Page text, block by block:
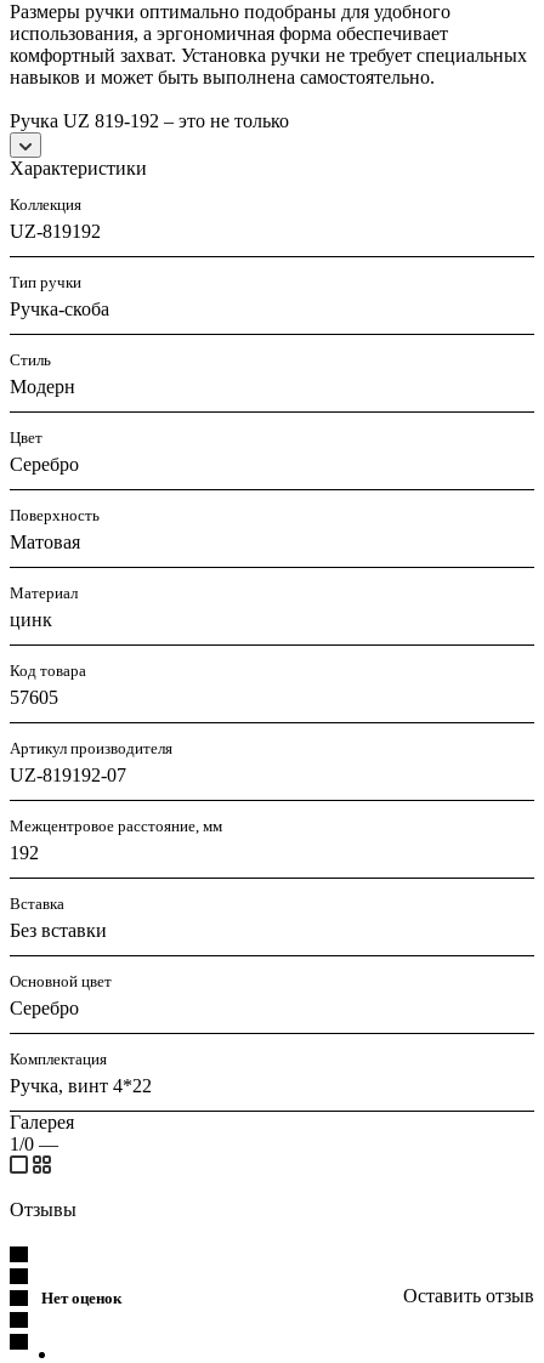
Размеры ручки оптимально подобраны для удобного
использования, а эргономичная форма обеспечивает
комфортный захват. Установка ручки не требует специальных
навыков и может быть выполнена самостоятельно.
Ручка UZ 819-192 – это не только
Характеристики
Коллекция
UZ-819192
Тип ручки
Ручка-скоба
Стиль
Модерн
Цвет
Серебро
Поверхность
Матовая
Материал
цинк
Код товара
57605
Артикул производителя
UZ-819192-07
Межцентровое расстояние, мм
192
Вставка
Без вставки
Основной цвет
Серебро
Комплектация
Ручка, винт 4*22
Галерея
1/0 —
Отзывы
Нет оценок Оставить отзыв